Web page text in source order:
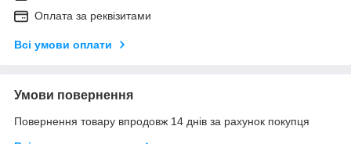
Оплата за реквізитами
Всі умови оплати
Умови повернення
Повернення товару впродовж 14 днів за рахунок покупця